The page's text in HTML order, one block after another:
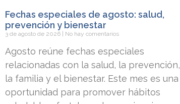
Fechas especiales de agosto: salud,
prevención y bienestar
3 de agosto de 2026 No hay comentarios
Agosto reúne fechas especiales
relacionadas con la salud, la prevención,
la familia y el bienestar. Este mes es una
oportunidad para promover hábitos